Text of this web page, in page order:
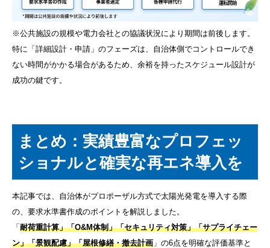
※公共施設の規模や電力会社との協議状況により期間は前後します。
特に「詳細設計・申請」のフェーズは、自治体側でコントロールでき
ない時間がかかる場合があるため、余裕を持ったスケジュール設計が
成功の鍵です。
まとめ：実績豊富なプロフェッ
ショナルと確実な再エネ導入を
本記事では、自治体がプロポーザル方式で太陽光発電を導入する際
の、要求水準書作成のポイントを解説しました。
「 耐荷重計算」「O&M体制」「セキュリティ対策」「サプライチェー
ン」「景観配慮」「屋根修繕・撤去計画 」の6点を明確な評価基準と